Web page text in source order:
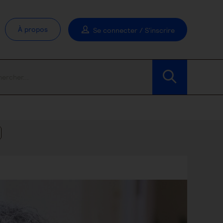
À propos Se connecter / S'inscrire